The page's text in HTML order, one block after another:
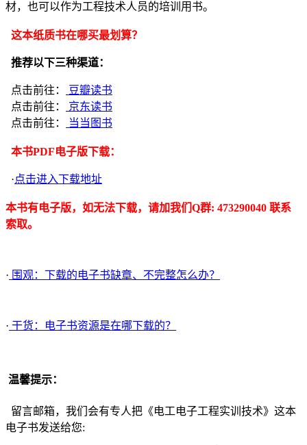
材，也可以作为工程技术人员的培训用书。
这本纸质书在哪买最划算？
推荐以下三种渠道：
点击前往：
豆瓣读书
点击前往：
京东读书
点击前往：
当当图书
本书PDF电子版下载：
·点击进入下载地址
本书有电子版，如无法下载，请加我们Q群: 473290040 联系
索取。
· 围观：下载的电子书缺章、不完整怎么办？
· 干货：电子书资源是在哪下载的？
温馨提示：
留言邮箱，我们会有专人把《电工电子工程实训技术》这本
电子书发送给您: